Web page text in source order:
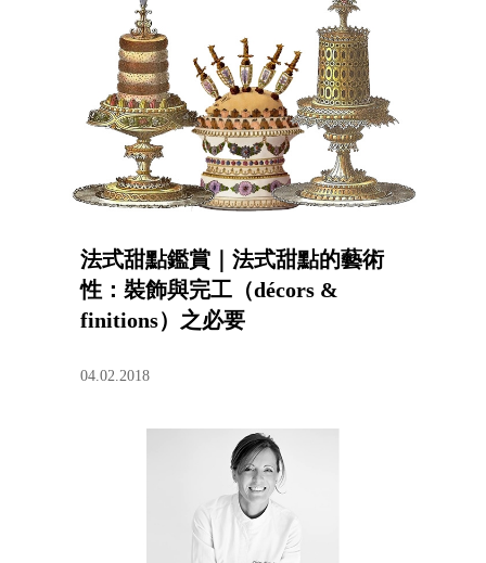
法式甜點鑑賞｜法式甜點的藝術
性：裝飾與完工（décors &
finitions）之必要
04.02.2018